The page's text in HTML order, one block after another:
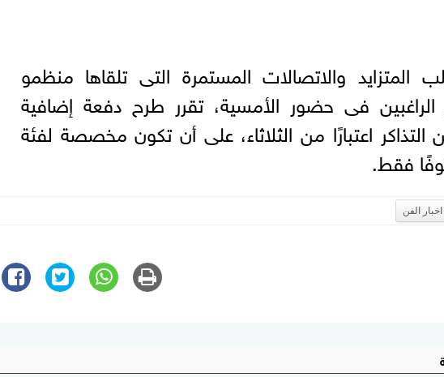
المتزايد والاتصالات المستمرة التى تلقاها منظمو
فى حضور الأمسية، تقرر طرح دفعة إضافية
اعتبارًا من الثلاثاء، على أن تكون مخصصة لفئة
فقط.
اخبار الفن